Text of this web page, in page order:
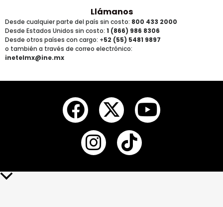
Llámanos
Desde cualquier parte del país sin costo: 800 433 2000
Desde Estados Unidos sin costo: 1 (866) 986 8306
Desde otros países con cargo: +52 (55) 5481 9897
o también a través de correo electrónico:
inetelmx@ine.mx